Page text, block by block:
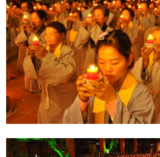
người đều tốt. Đó là điều giác ngộ mà
ra được. Do trí tuệ sinh mà Ngài thấy
nên lòng được an lạc và được giải thoát
cũng chia sẻ, trước khi muốn làm điều gì,
chúng ta nên khởi lên tâm từ bi trước, bởi
bi rồi, chúng ta mới có thể đi, nói, và
đại bi của Đức Phật làm tâm của mình,
chúng ta sẽ thay đổi hết tất cả.Cuối cùng,
thượng tôn sư khuyến tấn đại chúng "
ta nhờ ngọn đèn tâm của Đức Phật mà